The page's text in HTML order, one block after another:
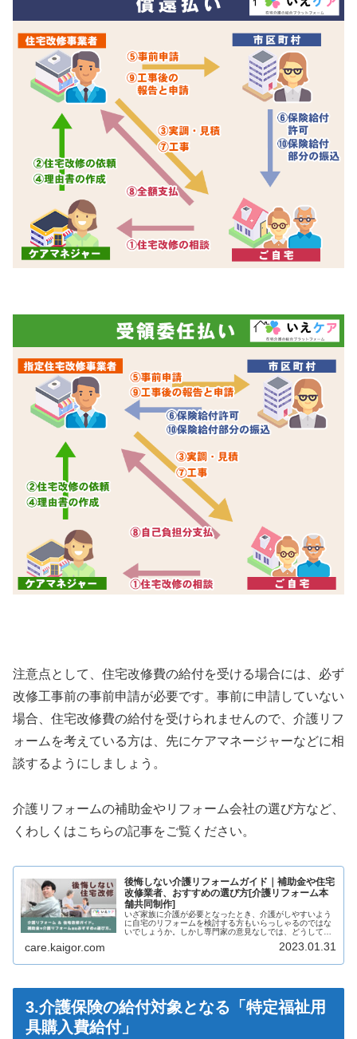
注意点として、住宅改修費の給付を受ける場合には、必ず
改修工事前の事前申請が必要です。事前に申請していない
場合、住宅改修費の給付を受けられませんので、介護リフ
ォームを考えている方は、先にケアマネージャーなどに相
談するようにしましょう。
介護リフォームの補助金やリフォーム会社の選び方など、
くわしくはこちらの記事をご覧ください。
後悔しない介護リフォームガイド｜補助金や住宅
改修業者、おすすめの選び方[介護リフォーム本
舗共同制作]
いざ家族に介護が必要となったとき、介護がしやすいよう
に自宅のリフォームを検討する方もいらっしゃるのではな
いでしょうか。しかし専門家の意見なしでは、どうしてい
care.kaigor.com 2023.01.31
3.介護保険の給付対象となる「特定福祉用
具購入費給付」